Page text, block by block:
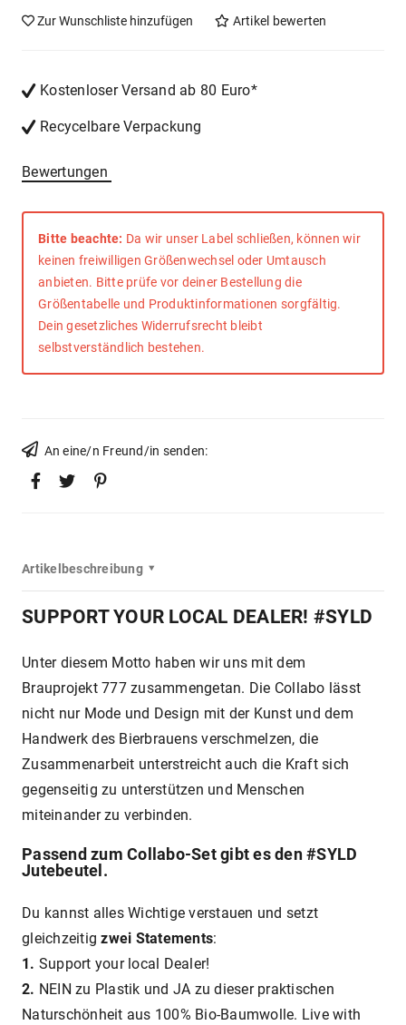
Zur Wunschliste hinzufügen
Artikel bewerten
Kostenloser Versand ab 80 Euro*
Recycelbare Verpackung
Bewertungen
Bitte beachte: Da wir unser Label schließen, können wir
keinen freiwilligen Größenwechsel oder Umtausch
anbieten. Bitte prüfe vor deiner Bestellung die
Größentabelle und Produktinformationen sorgfältig.
Dein gesetzliches Widerrufsrecht bleibt
selbstverständlich bestehen.
An eine/n Freund/in senden:
Artikelbeschreibung
SUPPORT YOUR LOCAL DEALER! #SYLD
Unter diesem Motto haben wir uns mit dem
Brauprojekt 777 zusammengetan. Die Collabo lässt
nicht nur Mode und Design mit der Kunst und dem
Handwerk des Bierbrauens verschmelzen, die
Zusammenarbeit unterstreicht auch die Kraft sich
gegenseitig zu unterstützen und Menschen
miteinander zu verbinden.
Passend zum Collabo-Set gibt es den #SYLD
Jutebeutel.
Du kannst alles Wichtige verstauen und setzt
gleichzeitigzwei Statements:
1. Support your local Dealer!
2. NEIN zu Plastik und JA zu dieser praktischen
Naturschönheit aus 100% Bio-Baumwolle. Live with